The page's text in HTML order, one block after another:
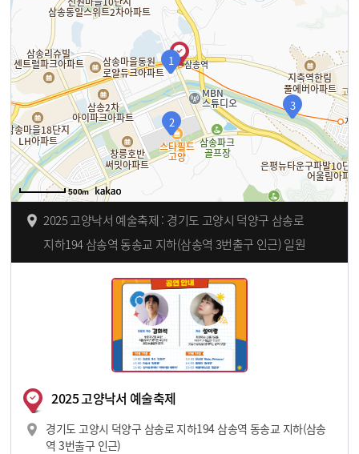
1
2
3
500m
2025 고양낙서 예술축제 : 경기도 고양시 덕양구 삼송로
지하194 삼송역 동송교 지하(삼송역 3번출구 인근) 일원
2025 고양낙서 예술축제
경기도 고양시 덕양구 삼송로 지하194 삼송역 동송교 지하(삼송
역 3번출구 인근)